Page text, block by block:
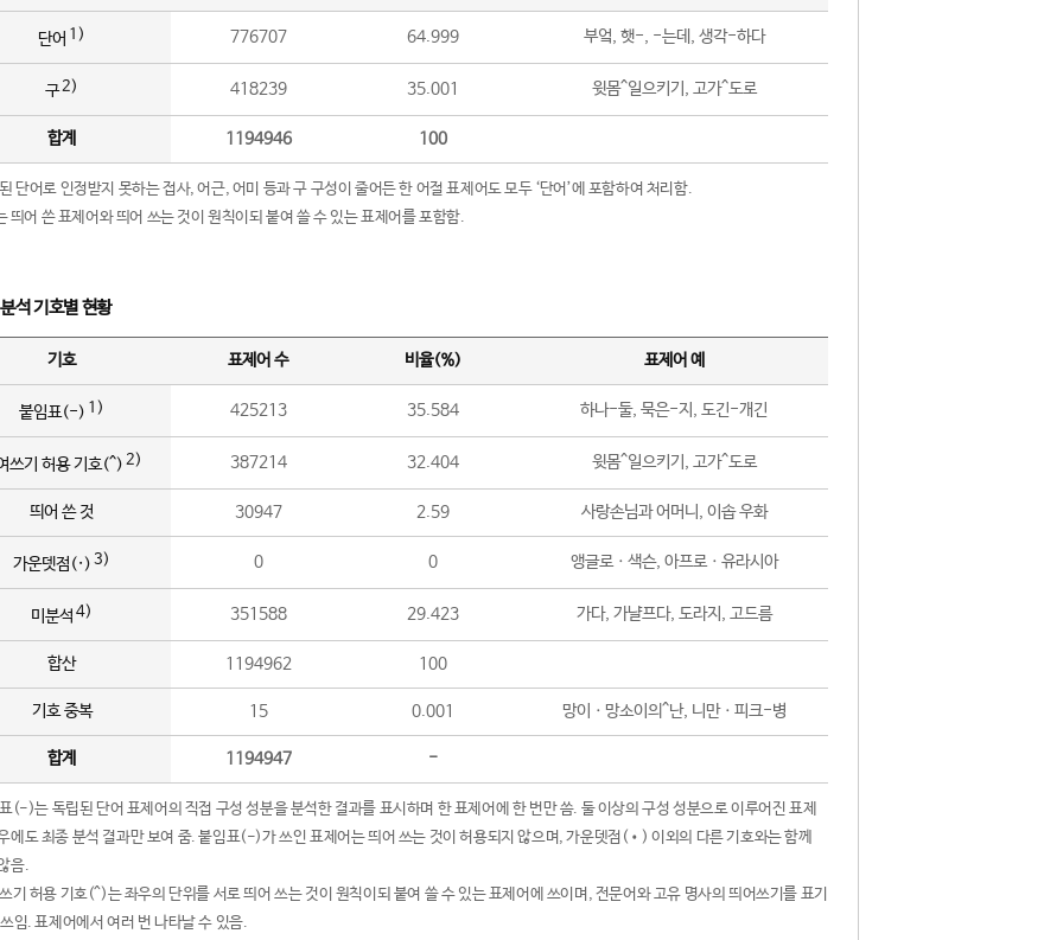
단어 1) 776707 64.999 부엌, 햇-, -는데, 생각-하다
구2) 418239 35.001 윗몸^일으키기, 고가^도로
합계 1194946 100
단어로 인정받지 못하는 접사, 어근, 어미 등과 구 구성이 줄어든 한 어절 표제어도 모두 ‘단어’에 포함하여 처리함.
띄어 쓴 표제어와 띄어 쓰는 것이 원칙이되 붙여 쓸 수 있는 표제어를 포함함.
석 기호별 현황
기호 표제어 수 비율(%) 표제어 예
붙임표(-) 1) 425213 35.584 하나-둘, 묵은-지, 도긴-개긴
쓰기 허용 기호(^) 2) 387214 32.404 윗몸^일으키기, 고가^도로
띄어 쓴 것 30947 2.59 사랑손님과 어머니, 이솝 우화
가운뎃점(·) 3) 0 0 앵글로ㆍ색슨, 아프로ㆍ유라시아
미분석 4) 351588 29.423 가다, 가냘프다, 도라지, 고드름
합산 1194962 100
기호 중복 15 0.001 망이ㆍ망소이의^난, 니만ㆍ피크-병
합계 1194947 -
(-)는 독립된 단어 표제어의 직접 구성 성분을 분석한 결과를 표시하며 한 표제어에 한 번만 씀. 둘 이상의 구성 성분으로 이루어진 표제
에도 최종 분석 결과만 보여 줌. 붙임표(-)가 쓰인 표제어는 띄어 쓰는 것이 허용되지 않으며, 가운뎃점(•) 이외의 다른 기호와는 함께
음.
기 허용 기호(^)는 좌우의 단위를 서로 띄어 쓰는 것이 원칙이되 붙여 쓸 수 있는 표제어에 쓰이며, 전문어와 고유 명사의 띄어쓰기를 표기
임. 표제어에서 여러 번 나타날 수 있음.